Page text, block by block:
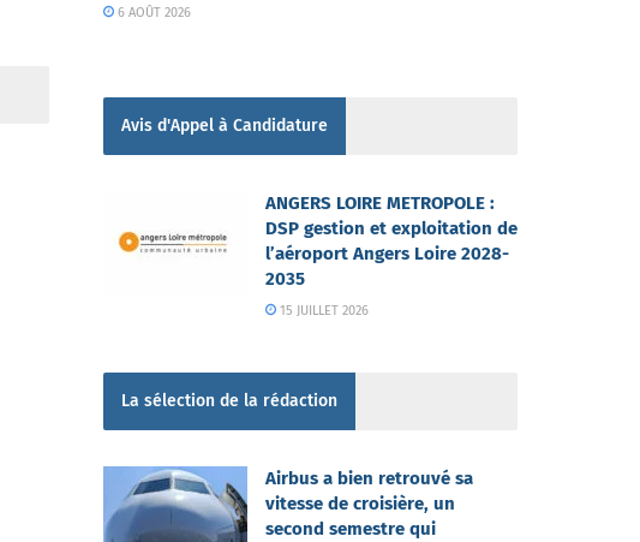
6 AOÛT 2026
Avis d'Appel à Candidature
ANGERS LOIRE METROPOLE :
DSP gestion et exploitation de
l’aéroport Angers Loire 2028-
2035
15 JUILLET 2026
La sélection de la rédaction
Airbus a bien retrouvé sa
vitesse de croisière, un
second semestre qui